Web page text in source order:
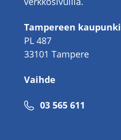
Tampereen kaupunki
PL 487
33101 Tampere
Vaihde
Puhelinnumero
03 565 611